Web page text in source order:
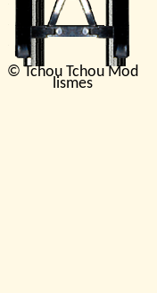
© Tchou Tchou Mod
lismes